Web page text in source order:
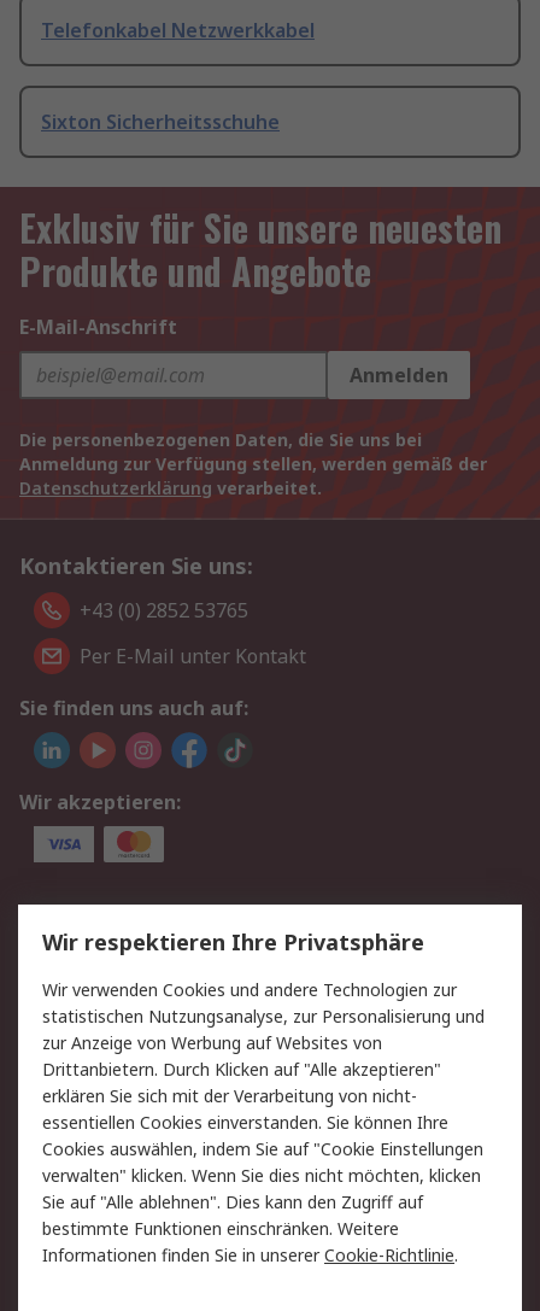
Telefonkabel Netzwerkkabel
Sixton Sicherheitsschuhe
Exklusiv für Sie unsere neuesten
Produkte und Angebote
E-Mail-Anschrift
Anmelden
Die personenbezogenen Daten, die Sie uns bei
Anmeldung zur Verfügung stellen, werden gemäß der
Datenschutzerklärung verarbeitet.
Kontaktieren Sie uns:
+43 (0) 2852 53765
Per E-Mail unter Kontakt
Sie finden uns auch auf:
Wir akzeptieren:
Service
Value Added Services
Lieferlösungen
Rücksendung/Entsorgung Kontakt
Hilfe
Rechtliches
RS Verkaufs- und
Lieferbedingungen
Datenschutz
Cookie-Richtlinie
Zahlungsbedingungen
Impressum
Webseite Konditionen
Wir respektieren Ihre Privatsphäre
Wir verwenden Cookies und andere Technologien zur
statistischen Nutzungsanalyse, zur Personalisierung und
zur Anzeige von Werbung auf Websites von
Drittanbietern. Durch Klicken auf "Alle akzeptieren"
erklären Sie sich mit der Verarbeitung von nicht-
essentiellen Cookies einverstanden. Sie können Ihre
Cookies auswählen, indem Sie auf "Cookie Einstellungen
verwalten" klicken. Wenn Sie dies nicht möchten, klicken
Sie auf "Alle ablehnen". Dies kann den Zugriff auf
bestimmte Funktionen einschränken. Weitere
Informationen finden Sie in unsererCookie-Richtlinie.